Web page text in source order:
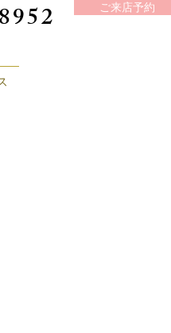
ご来店予約